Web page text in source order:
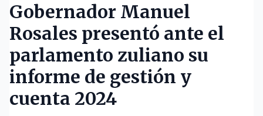
Gobernador Manuel
Rosales presentó ante el
parlamento zuliano su
informe de gestión y
cuenta 2024